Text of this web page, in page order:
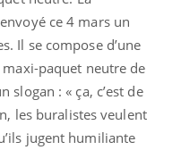
ce 4 mars un
Il se compose d’une
paquet neutre de
: « ça, c’est de
les buralistes veulent
jugent humiliante